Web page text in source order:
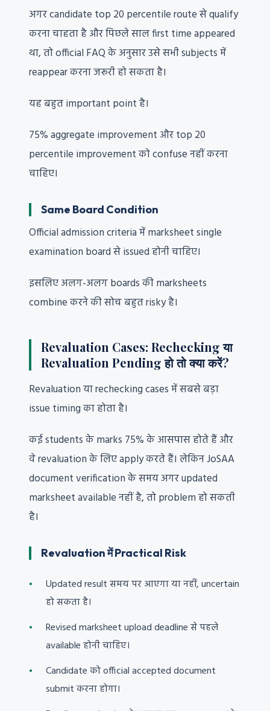
अगर candidate top 20 percentile route से qualify
करना चाहता है और पिछले साल first time appeared
था, तो official FAQ के अनुसार उसे सभी subjects में
reappear करना जरूरी हो सकता है।
यह बहुत important point है।
75% aggregate improvement और top 20
percentile improvement को confuse नहीं करना
चाहिए।
Same Board Condition
Official admission criteria में marksheet single
examination board से issued होनी चाहिए।
इसलिए अलग-अलग boards की marksheets
combine करने की सोच बहुत risky है।
Revaluation Cases: Rechecking या
Revaluation Pending हो तो क्या करें?
Revaluation या rechecking cases में सबसे बड़ा
issue timing का होता है।
कई students के marks 75% के आसपास होते हैं और
वे revaluation के लिए apply करते हैं। लेकिन JoSAA
document verification के समय अगर updated
marksheet available नहीं है, तो problem हो सकती
है।
Revaluation में Practical Risk
Updated result समय पर आएगा या नहीं, uncertain
हो सकता है।
Revised marksheet upload deadline से पहले
available होनी चाहिए।
Candidate को official accepted document
submit करना होगा।